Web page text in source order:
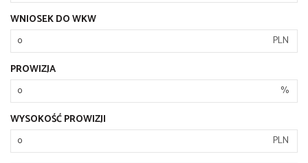
WNIOSEK DO WKW
PLN
PROWIZJA
%
WYSOKOŚĆ PROWIZJI
PLN